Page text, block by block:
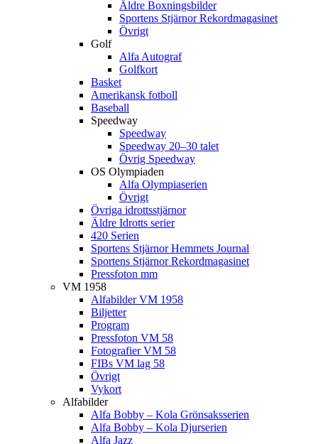
Äldre Boxningsbilder
Sportens Stjärnor Rekordmagasinet
Övrigt
Golf
Alfa Autograf
Golfkort
Basket
Amerikansk fotboll
Baseball
Speedway
Speedway
Speedway 20–30 talet
Övrig Speedway
OS Olympiaden
Alfa Olympiaserien
Övrigt
Övriga idrottsstjärnor
Äldre Idrotts serier
420 Serien
Sportens Stjärnor Hemmets Journal
Sportens Stjärnor Rekordmagasinet
Pressfoton mm
VM 1958
Alfabilder VM 1958
Biljetter
Program
Pressfoton VM 58
Fotografier VM 58
FIBs VM lag 58
Övrigt
Vykort
Alfabilder
Alfa Bobby – Kola Grönsaksserien
Alfa Bobby – Kola Djurserien
Alfa Jazz